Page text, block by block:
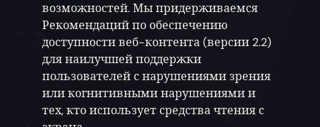
возможностей. Мы придерживаемся
Рекомендаций по обеспечению
доступности веб-контента (версии 2.2)
для наилучшей поддержки
пользователей с нарушениями зрения
или когнитивными нарушениями и
тех, кто использует средства чтения с